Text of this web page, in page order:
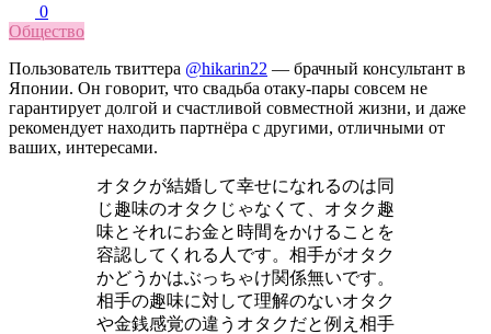
0
Общество
Пользователь твиттера @hikarin22 — брачный консультант в
Японии. Он говорит, что свадьба отаку-пары совсем не
гарантирует долгой и счастливой совместной жизни, и даже
рекомендует находить партнёра с другими, отличными от
ваших, интересами.
オタクが結婚して幸せになれるのは同
じ趣味のオタクじゃなくて、オタク趣
味とそれにお金と時間をかけることを
容認してくれる人です。相手がオタク
かどうかはぶっちゃけ関係無いです。
相手の趣味に対して理解のないオタク
や金銭感覚の違うオタクだと例え相手